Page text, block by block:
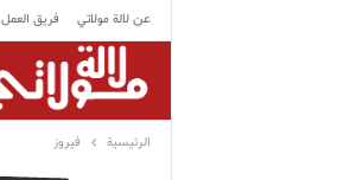
عن لالة مولاتي فريق العمل
الرئيسية فيروز